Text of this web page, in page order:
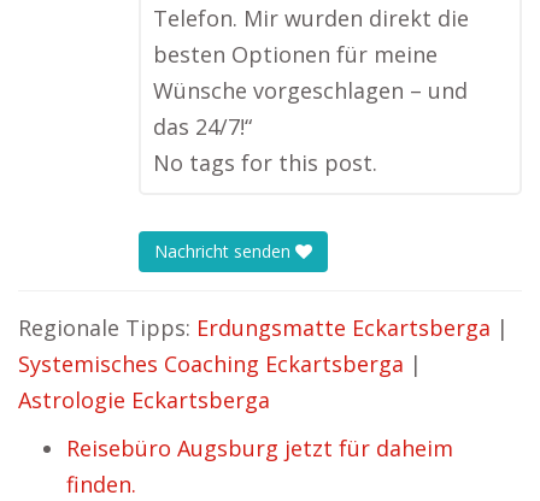
Telefon. Mir wurden direkt die
besten Optionen für meine
Wünsche vorgeschlagen – und
das 24/7!“
No tags for this post.
Nachricht senden
Regionale Tipps: Erdungsmatte Eckartsberga |
Systemisches Coaching Eckartsberga |
Astrologie Eckartsberga
Reisebüro Augsburg jetzt für daheim
finden.